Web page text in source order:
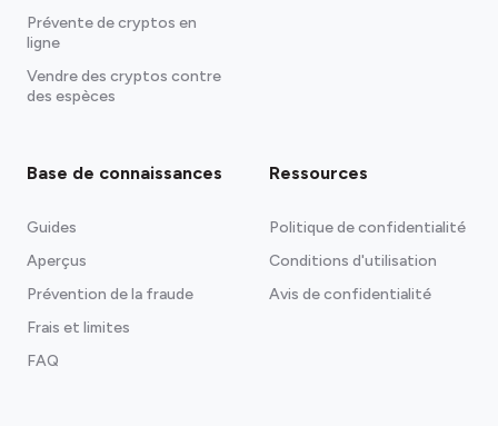
Prévente de cryptos en
ligne
Vendre des cryptos contre
des espèces
Base de connaissances
Guides
Aperçus
Prévention de la fraude
Frais et limites
FAQ
Ressources
Politique de confidentialité
Conditions d'utilisation
Avis de confidentialité